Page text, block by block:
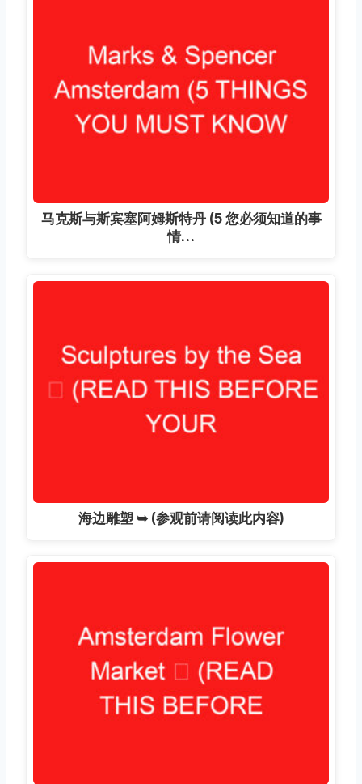
马克斯与斯宾塞阿姆斯特丹 (5 您必须知道的事
情…
海边雕塑 ➥ (参观前请阅读此内容)